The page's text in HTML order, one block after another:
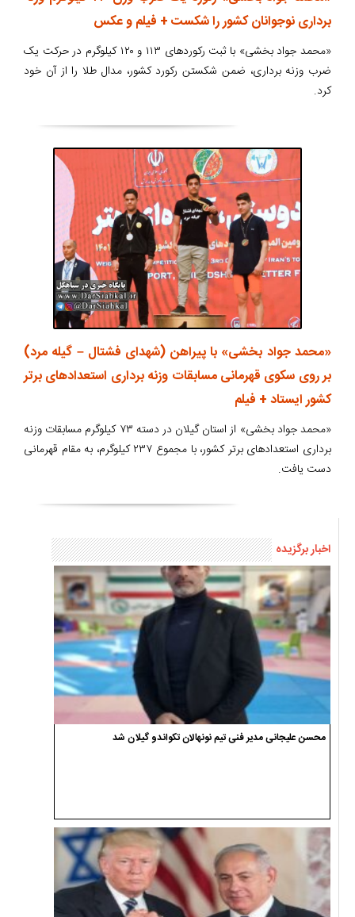
برداری نوجوانان کشور را شکست + فیلم و عکس
«محمد جواد بخشی» با ثبت رکوردهای ۱۱۳ و ۱۲۰ کیلوگرم در حرکت یک
ضرب وزنه برداری، ضمن شکستن رکورد کشور، مدال طلا را از آن خود
کرد.
«محمد جواد بخشی» با پیراهن (شهدای فشتال – گیله مرد)
بر روی سکوی قهرمانی مسابقات وزنه برداری استعدادهای برتر
کشور ایستاد + فیلم
«محمد جواد بخشی» از استان گیلان در دسته ۷۳ کیلوگرم مسابقات وزنه
برداری استعدادهای برتر کشور، با مجموع ۲۳۷ کیلوگرم، به مقام قهرمانی
دست یافت.
اخبار برگزیده
محسن علیجانی مدیر فنی تیم نونهالان تکواندو گیلان شد